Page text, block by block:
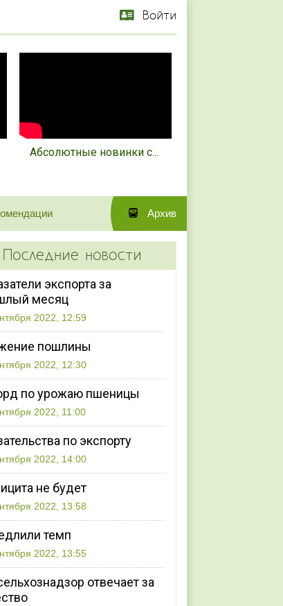
Войти
Абсолютные новинки с...
Архив
Последние новости
экспорта за
месяц
2022, 12:59
пошлины
2022, 12:30
по урожаю пшеницы
2022, 11:00
по экспорту
2022, 14:00
не будет
2022, 13:58
темп
2022, 13:55
отвечает за